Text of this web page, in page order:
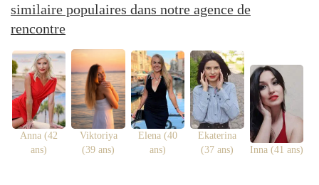
similaire populaires dans notre agence de
rencontre
Anna (42
ans)
Viktoriya
(39 ans)
Elena (40
ans)
Ekaterina
(37 ans)
Inna (41 ans)